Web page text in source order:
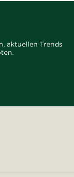
aktuellen Trends